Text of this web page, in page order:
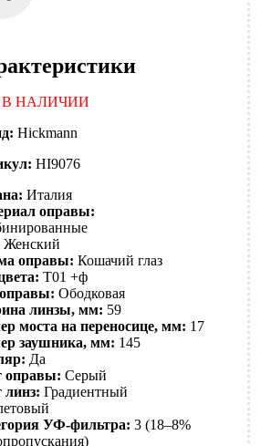
В НАЛИЧИИ
Hickmann
HI9076
Италия
оправы:
Женский
оправы: Кошачий глаз
T01 +ф
Ободковая
линзы, мм: 59
моста на переносице, мм: 17
заушника, мм: 145
Да
оправы: Серый
линз: Градиентный
УФ-фильтра: 3 (18–8%